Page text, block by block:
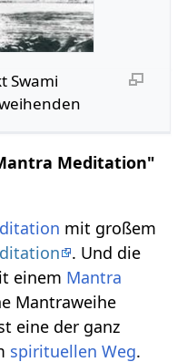
Swami
Meditation"
mit großem
. Und die
einem Mantra
Mantraweihe
eine der ganz
spirituellen Weg.